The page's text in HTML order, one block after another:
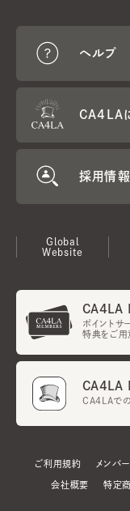
ヘルプ
CA4LA
採用情報
Global
Website
CA4LA
ポイントサ
特典をご用
CA4LA
CA4LAでの
ご利用規約 メンバ
会社概要 特定